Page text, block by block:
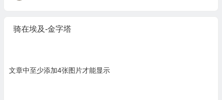
骑在埃及-金字塔
文章中至少添加4张图片才能显示